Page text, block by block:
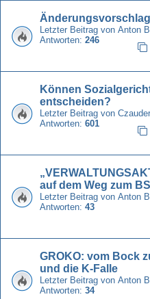
Letzter Beitrag von Anton
Antworten: 246
Können
entscheiden?
Letzter Beitrag von
Antworten: 601
auf dem Weg zum
Letzter Beitrag von Anton
Antworten: 43
GROKO: vom Bock
und die K-Falle
Letzter Beitrag von Anton
Antworten: 34